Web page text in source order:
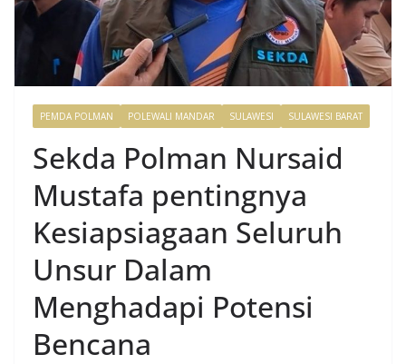
PEMDA POLMAN POLEWALI MANDAR SULAWESI SULAWESI BARAT
Sekda Polman Nursaid
Mustafa pentingnya
Kesiapsiagaan Seluruh
Unsur Dalam
Menghadapi Potensi
Bencana